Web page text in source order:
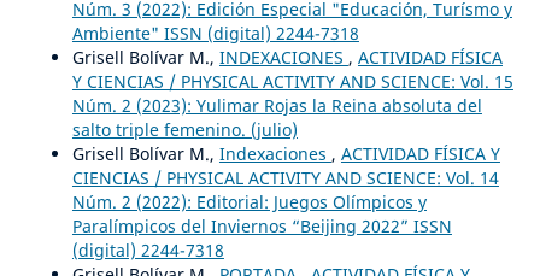
Núm. 3 (2022): Edición Especial "Educación, Turísmo y
Ambiente" ISSN (digital) 2244-7318
Grisell Bolívar M., INDEXACIONES , ACTIVIDAD FÍSICA
Y CIENCIAS / PHYSICAL ACTIVITY AND SCIENCE: Vol. 15
Núm. 2 (2023): Yulimar Rojas la Reina absoluta del
salto triple femenino. (julio)
Grisell Bolívar M., Indexaciones , ACTIVIDAD FÍSICA Y
CIENCIAS / PHYSICAL ACTIVITY AND SCIENCE: Vol. 14
Núm. 2 (2022): Editorial: Juegos Olímpicos y
Paralímpicos del Inviernos “Beijing 2022” ISSN
(digital) 2244-7318